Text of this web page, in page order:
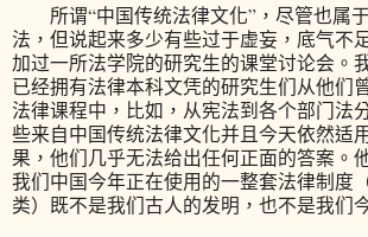
所谓“中国传统法律文化”，尽管也属于
法，但说起来多少有些过于虚妄，底气不
加过一所法学院的研究生的课堂讨论会。
已经拥有法律本科文凭的研究生们从他们
法律课程中，比如，从宪法到各个部门法
些来自中国传统法律文化并且今天依然适
果，他们几乎无法给出任何正面的答案。
我们中国今年正在使用的一整套法律制度
类）既不是我们古人的发明，也不是我们